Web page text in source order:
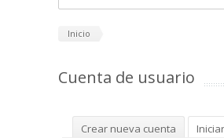
Inicio
Cuenta de usuario
Solapas principales
Crear nueva cuenta